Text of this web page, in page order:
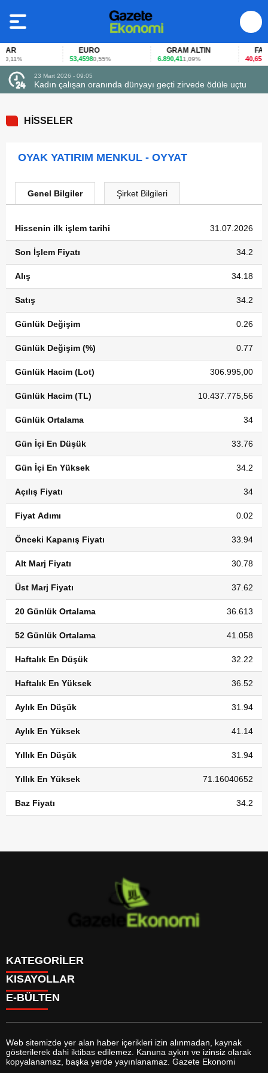
EURO
53,45980,55%
GRAM ALTIN
6.890,411,09%
FAİZ
40,65-
23 Mart 2026 - 09:05
Kadın çalışan oranında dünyayı geçti zirvede ödüle uçtu
HİSSELER
OYAK YATIRIM MENKUL - OYYAT
Genel Bilgiler Şirket Bilgileri
Hissenin ilk işlem tarihi 31.07.2026
Son İşlem Fiyatı 34.2
Alış 34.18
Satış 34.2
Günlük Değişim 0.26
Günlük Değişim (%) 0.77
Günlük Hacim (Lot) 306.995,00
Günlük Hacim (TL) 10.437.775,56
Günlük Ortalama 34
Gün İçi En Düşük 33.76
Gün İçi En Yüksek 34.2
Açılış Fiyatı 34
Fiyat Adımı 0.02
Önceki Kapanış Fiyatı 33.94
Alt Marj Fiyatı 30.78
Üst Marj Fiyatı 37.62
20 Günlük Ortalama 36.613
52 Günlük Ortalama 41.058
Haftalık En Düşük 32.22
Haftalık En Yüksek 36.52
Aylık En Düşük 31.94
Aylık En Yüksek 41.14
Yıllık En Düşük 31.94
Yıllık En Yüksek 71.16040652
Baz Fiyatı 34.2
KATEGORİLER
GÜNDEM
DÜNYA
SİYASET
MAGAZİN
SAĞLIK
EĞİTİM
YAŞAM
KISAYOLLAR
BURÇLAR
FİKSTÜR
FİRMA EKLE
FİRMA REHBERİ
E-BÜLTEN
gazeteekonomi.com e-bültenine abone olarak, tarafınıza haber,
Web sitemizde yer alan haber içerikleri izin alınmadan, kaynak
gösterilerek dahi iktibas edilemez. Kanuna aykırı ve izinsiz olarak
kopyalanamaz, başka yerde yayınlanamaz. Gazete Ekonomi